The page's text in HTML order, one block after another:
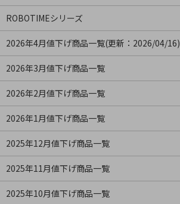
ROBOTIMEシリーズ
2026年4月値下げ商品一覧(更新：2026/04/16)
2026年3月値下げ商品一覧
2026年2月値下げ商品一覧
2026年1月値下げ商品一覧
2025年12月値下げ商品一覧
2025年11月値下げ商品一覧
2025年10月値下げ商品一覧